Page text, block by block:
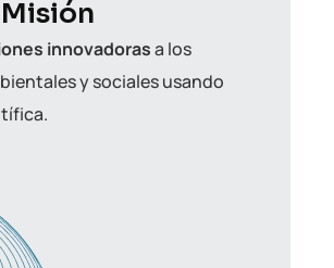
innovadorasa los
y sociales usando